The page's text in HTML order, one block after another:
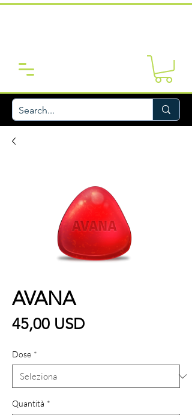
AVANA
45,00 USDPrezzo
Dose *
Quantità *